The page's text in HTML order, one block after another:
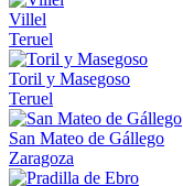
Villel
Teruel
Toril y Masegoso
Teruel
San Mateo de Gállego
Zaragoza